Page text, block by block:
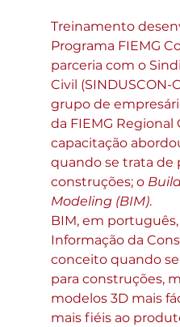
Treinamento
Programa FIEMG
parceria com o
Civil
grupo de
da FIEMG Regional
capacitação
quando se trata de
construções; o
Modeling (BIM).
BIM, em
Informação da
conceito quando
para construções,
modelos 3D mais
mais fiéis ao